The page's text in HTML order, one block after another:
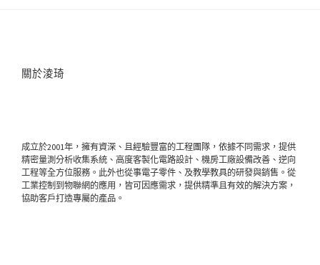
關於淩琦
成立於2001年，擁有資深、且經驗豐富的工程團隊，依據不同需求，提供
精密量測分析收集系統、高度客製化電路設計、機房工廠設備改善、逆向
工程等全方位服務。此外也從事電子零件、及教學教具的研發與銷售。從
工業控制到物聯網的應用，皆可因應需求，提供精準且有效的解決方案，
協助客戶打造專屬的產品。